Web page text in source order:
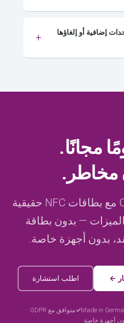
إضافية أو إلغاؤها
مخاطر.
جرّب COREDINATE مع بطاقات NFC حقيقية
— بدون بطاقة
بدون أجهزة خاصة.
← اطلب استشارة
Made in
متوافق مع GDPR
أجهزة خاصة